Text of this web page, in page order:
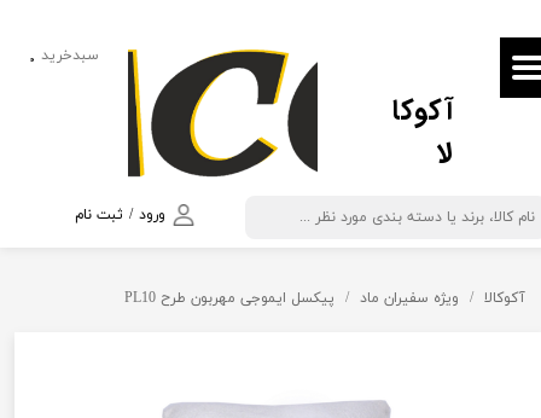
آکوکا
لا
ورود / ثبت نام
حساب کاربری من
تغییر گذر واژه
خروج از حساب کاربری
۰ سبدخرید
آکوکالا ویژه سفیران ماد پیکسل ایموجی مهربون طرح PL10